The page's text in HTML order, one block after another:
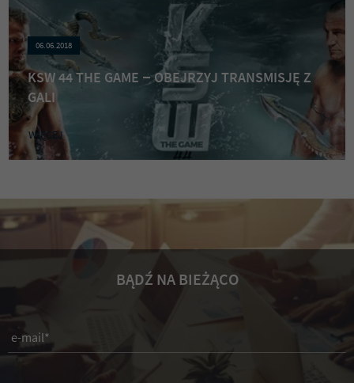
06.06.2018
KSW 44 THE GAME – OBEJRZYJ TRANSMISJĘ Z
GALI
WIĘCEJ
BĄDŹ NA BIEŻĄCO
e-mail*